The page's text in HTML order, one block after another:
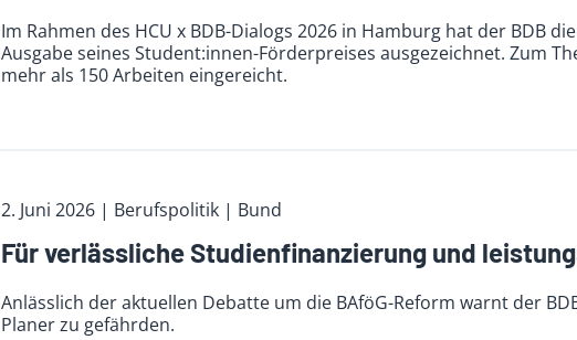
Im Rahmen des HCU x BDB-Dialogs 2026 in Hamburg hat der BDB
Ausgabe seines Student:innen-Förderpreises ausgezeichnet. Zum
mehr als 150 Arbeiten eingereicht.
2. Juni 2026 | Berufspolitik | Bund
Für verlässliche Studienfinanzierung und
Anlässlich der aktuellen Debatte um die BAföG-Reform warnt der
Planer zu gefährden.